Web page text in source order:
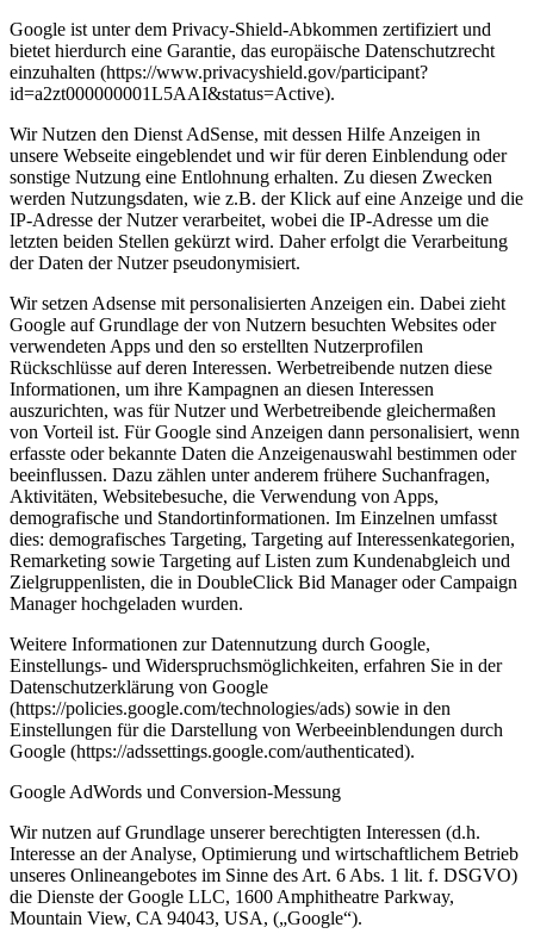
Google ist unter dem Privacy-Shield-Abkommen zertifiziert und
bietet hierdurch eine Garantie, das europäische Datenschutzrecht
einzuhalten (https://www.privacyshield.gov/participant?
id=a2zt000000001L5AAI&status=Active).
Wir Nutzen den Dienst AdSense, mit dessen Hilfe Anzeigen in
unsere Webseite eingeblendet und wir für deren Einblendung oder
sonstige Nutzung eine Entlohnung erhalten. Zu diesen Zwecken
werden Nutzungsdaten, wie z.B. der Klick auf eine Anzeige und die
IP-Adresse der Nutzer verarbeitet, wobei die IP-Adresse um die
letzten beiden Stellen gekürzt wird. Daher erfolgt die Verarbeitung
der Daten der Nutzer pseudonymisiert.
Wir setzen Adsense mit personalisierten Anzeigen ein. Dabei zieht
Google auf Grundlage der von Nutzern besuchten Websites oder
verwendeten Apps und den so erstellten Nutzerprofilen
Rückschlüsse auf deren Interessen. Werbetreibende nutzen diese
Informationen, um ihre Kampagnen an diesen Interessen
auszurichten, was für Nutzer und Werbetreibende gleichermaßen
von Vorteil ist. Für Google sind Anzeigen dann personalisiert, wenn
erfasste oder bekannte Daten die Anzeigenauswahl bestimmen oder
beeinflussen. Dazu zählen unter anderem frühere Suchanfragen,
Aktivitäten, Websitebesuche, die Verwendung von Apps,
demografische und Standortinformationen. Im Einzelnen umfasst
dies: demografisches Targeting, Targeting auf Interessenkategorien,
Remarketing sowie Targeting auf Listen zum Kundenabgleich und
Zielgruppenlisten, die in DoubleClick Bid Manager oder Campaign
Manager hochgeladen wurden.
Weitere Informationen zur Datennutzung durch Google,
Einstellungs- und Widerspruchsmöglichkeiten, erfahren Sie in der
Datenschutzerklärung von Google
(https://policies.google.com/technologies/ads) sowie in den
Einstellungen für die Darstellung von Werbeeinblendungen durch
Google (https://adssettings.google.com/authenticated).
Google AdWords und Conversion-Messung
Wir nutzen auf Grundlage unserer berechtigten Interessen (d.h.
Interesse an der Analyse, Optimierung und wirtschaftlichem Betrieb
unseres Onlineangebotes im Sinne des Art. 6 Abs. 1 lit. f. DSGVO)
die Dienste der Google LLC, 1600 Amphitheatre Parkway,
Mountain View, CA 94043, USA, („Google“).